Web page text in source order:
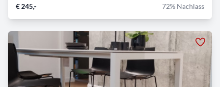
€ 245,- 72% Nachlass